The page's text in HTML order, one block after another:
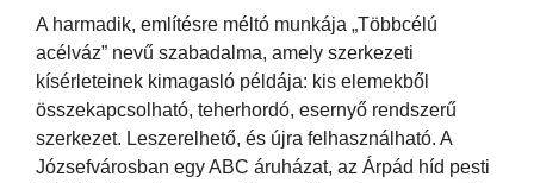
A harmadik, említésre méltó munkája „Többcélú
acélváz” nevű szabadalma, amely szerkezeti
kísérleteinek kimagasló példája: kis elemekből
összekapcsolható, teherhordó, esernyő rendszerű
szerkezet. Leszerelhető, és újra felhasználható. A
Józsefvárosban egy ABC áruházat, az Árpád híd pesti